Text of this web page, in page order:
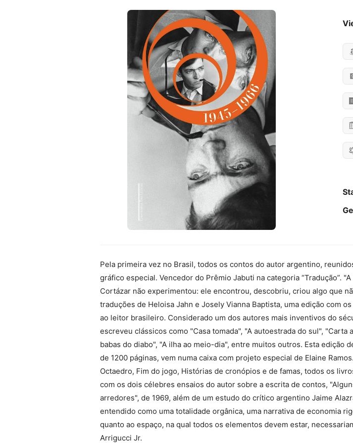
Pela primeira vez no Brasil, todos os contos do autor argentino,
gráfico especial. Vencedor do Prêmio Jabuti na categoria “Tradução”.
Cortázar não experimentou: ele encontrou, descobriu, criou algo que
traduções de Heloisa Jahn e Josely Vianna Baptista, uma edição com
ao leitor brasileiro. Considerado um dos autores mais inventivos do
escreveu clássicos como "Casa tomada", "A autoestrada do sul",
babas do diabo", "A ilha ao meio-dia", entre muitos outros. Esta edição
de 1200 páginas, vem numa caixa com projeto especial de Elaine
Octaedro, Fim do jogo, Histórias de cronópios e de famas, todos os
com os dois célebres ensaios do autor sobre a escrita de contos,
arredores", de 1969, além de um estudo do crítico argentino Jaime
entendido como uma totalidade orgânica, uma narrativa de economia
quanto ao espaço, na qual todos os elementos devem estar,
Arrigucci Jr.